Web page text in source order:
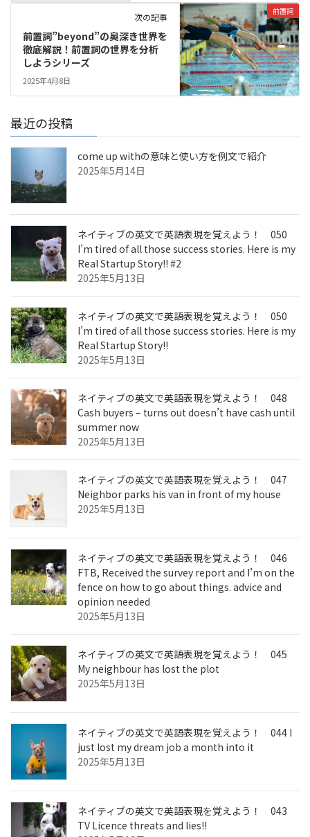
前置詞
次の記事
前置詞”beyond”の奥深き世界を
徹底解説！前置詞の世界を分析
しようシリーズ
2025年4月8日
最近の投稿
come up withの意味と使い方を例文で紹介
2025年5月14日
ネイティブの英文で英語表現を覚えよう！ 050
I’m tired of all those success stories. Here is my
Real Startup Story!! #2
2025年5月13日
ネイティブの英文で英語表現を覚えよう！ 050
I’m tired of all those success stories. Here is my
Real Startup Story!!
2025年5月13日
ネイティブの英文で英語表現を覚えよう！ 048
Cash buyers – turns out doesn’t have cash until
summer now
2025年5月13日
ネイティブの英文で英語表現を覚えよう！ 047
Neighbor parks his van in front of my house
2025年5月13日
ネイティブの英文で英語表現を覚えよう！ 046
FTB, Received the survey report and I’m on the
fence on how to go about things. advice and
opinion needed
2025年5月13日
ネイティブの英文で英語表現を覚えよう！ 045
My neighbour has lost the plot
2025年5月13日
ネイティブの英文で英語表現を覚えよう！ 044 I
just lost my dream job a month into it
2025年5月13日
ネイティブの英文で英語表現を覚えよう！ 043
TV Licence threats and lies!!